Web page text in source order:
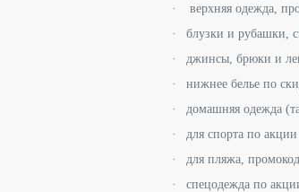
верхняя одежда,
блузки и рубашки,
джинсы, брюки и
нижнее белье по
домашняя одежда
для спорта по
для пляжа,
спецодежда по